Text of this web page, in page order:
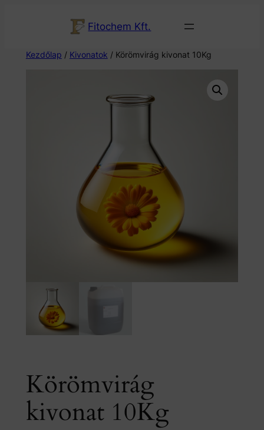
Fitochem Kft.
Kezdőlap / Kivonatok / Körömvirág kivonat 10Kg
Körömvirág
kivonat 10Kg